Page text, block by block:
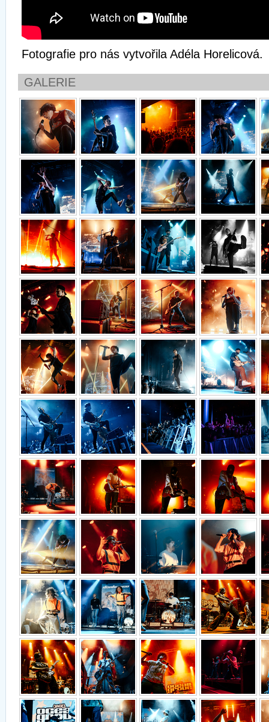
Fotografie pro nás vytvořila Adéla Horelicová.
GALERIE